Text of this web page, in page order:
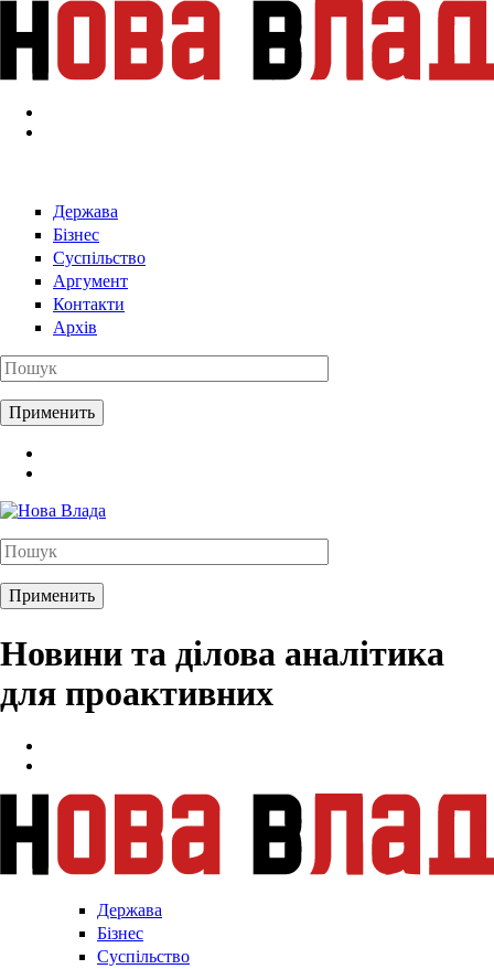
Перейти к основному содержанию
Держава
Бізнес
Суспільство
Аргумент
Контакти
Архів
Новини та ділова аналітика
для проактивних
Держава
Бізнес
Суспільство